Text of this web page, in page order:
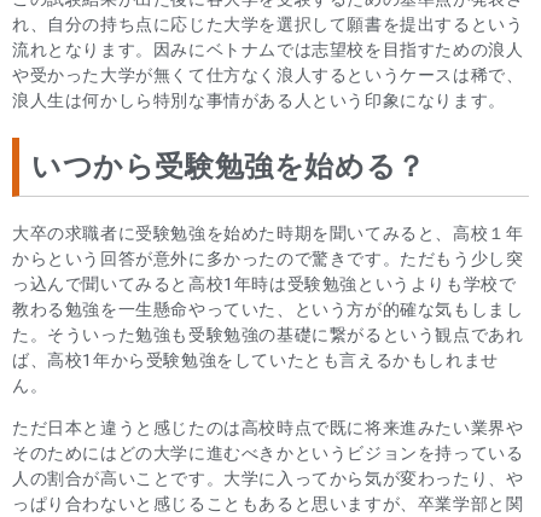
れ、自分の持ち点に応じた大学を選択して願書を提出するという
流れとなります。因みにベトナムでは志望校を目指すための浪人
や受かった大学が無くて仕方なく浪人するというケースは稀で、
浪人生は何かしら特別な事情がある人という印象になります。
いつから受験勉強を始める？
大卒の求職者に受験勉強を始めた時期を聞いてみると、高校１年
からという回答が意外に多かったので驚きです。ただもう少し突
っ込んで聞いてみると高校1年時は受験勉強というよりも学校で
教わる勉強を一生懸命やっていた、という方が的確な気もしまし
た。そういった勉強も受験勉強の基礎に繋がるという観点であれ
ば、高校1年から受験勉強をしていたとも言えるかもしれませ
ん。
ただ日本と違うと感じたのは高校時点で既に将来進みたい業界や
そのためにはどの大学に進むべきかというビジョンを持っている
人の割合が高いことです。大学に入ってから気が変わったり、や
っぱり合わないと感じることもあると思いますが、卒業学部と関